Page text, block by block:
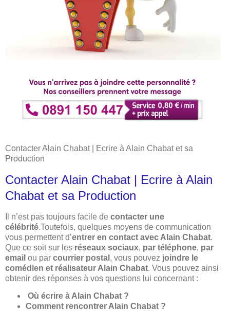
Contacter Alain Chabat | Ecrire à Alain Chabat et sa
Production
Contacter Alain Chabat | Ecrire à Alain
Chabat et sa Production
Il n’est pas toujours facile de contacter une
célébrité.Toutefois, quelques moyens de communication
vous permettent d’entrer en contact avec Alain Chabat.
Que ce soit sur les réseaux sociaux, par téléphone, par
email ou par courrier postal , vous pouvez joindre le
comédien et réalisateur Alain Chabat. Vous pouvez ainsi
obtenir des réponses à vos questions lui concernant :
Où écrire à Alain Chabat ?
Comment rencontrer Alain Chabat ?